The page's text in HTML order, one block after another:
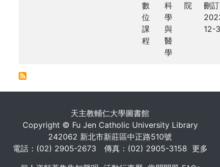
數
位
課
程
科
學
與
醫
學
院
刪訂
12-
天主教輔仁大學圖書館
Copyright © Fu Jen Catholic University Library
242062 新北市新莊區中正路510號
電話：(02) 2905-2673 傳真：(02) 2905-3158 更多